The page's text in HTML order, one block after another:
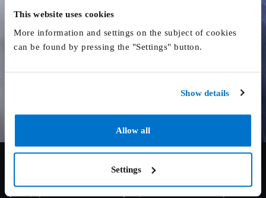
This website uses cookies
More information and settings on the subject of cookies
can be found by pressing the "Settings" button.
Show details
Allow all
Settings
7/10 2016 98 min Drame
Mathieu reçoit un matin un appel du Canada : son
père, qu’il ne connaissait pas, est décédé. Lorsqu’il